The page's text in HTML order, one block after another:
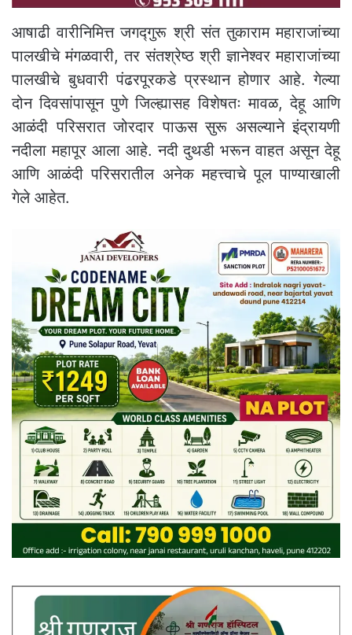
आषाढी वारीनिमित्त जगद्गुरू श्री संत तुकाराम महाराजांच्या
पालखीचे मंगळवारी, तर संतश्रेष्ठ श्री ज्ञानेश्वर महाराजांच्या
पालखीचे बुधवारी पंढरपूरकडे प्रस्थान होणार आहे. गेल्या
दोन दिवसांपासून पुणे जिल्ह्यासह विशेषतः मावळ, देहू आणि
आळंदी परिसरात जोरदार पाऊस सुरू असल्याने इंद्रायणी
नदीला महापूर आला आहे. नदी दुथडी भरून वाहत असून देहू
आणि आळंदी परिसरातील अनेक महत्त्वाचे पूल पाण्याखाली
गेले आहेत.